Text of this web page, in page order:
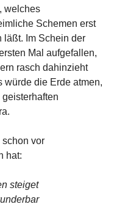
welches
Schemen erst
läßt. Im Schein der
Mal aufgefallen,
rasch dahinzieht
würde die Erde atmen,
vor
hat:
steiget